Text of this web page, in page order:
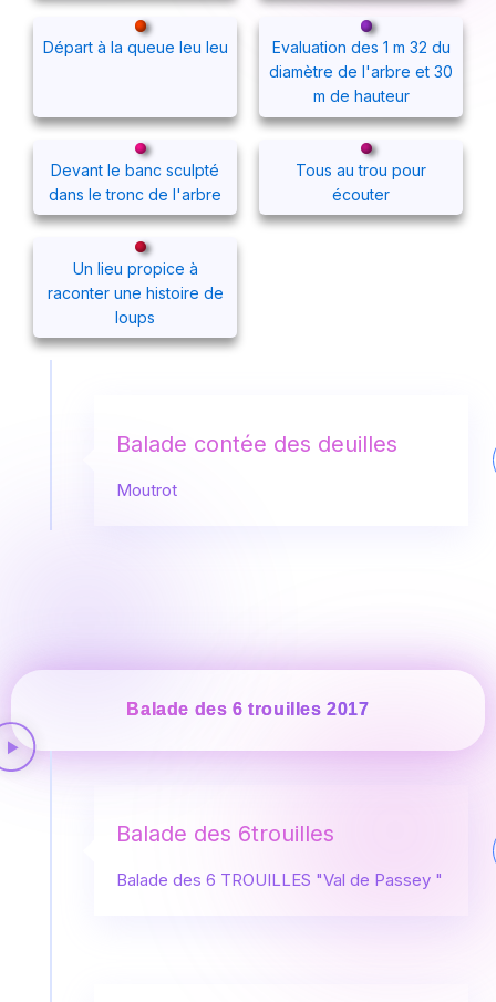
Départ à la queue leu leu
Evaluation des 1 m 32 du
diamètre de l'arbre et 30
m de hauteur
Devant le banc sculpté
dans le tronc de l'arbre
Tous au trou pour
écouter
Un lieu propice à
raconter une histoire de
loups
Balade contée des deuilles
Moutrot
Balade des 6 trouilles 2017
Balade des 6trouilles
Balade des 6 TROUILLES "Val de Passey "